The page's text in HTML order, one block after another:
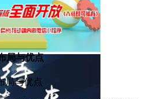
局与优点
局与优点